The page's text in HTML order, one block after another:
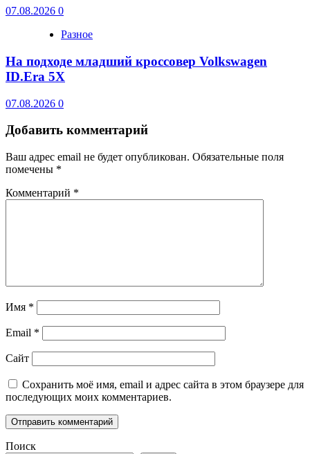
07.08.2026 0
Разное
На подходе младший кроссовер Volkswagen
ID.Era 5X
07.08.2026 0
Добавить комментарий
Ваш адрес email не будет опубликован. Обязательные поля
помечены *
Комментарий *
Имя *
Email *
Сайт
Сохранить моё имя, email и адрес сайта в этом браузере для
последующих моих комментариев.
Поиск